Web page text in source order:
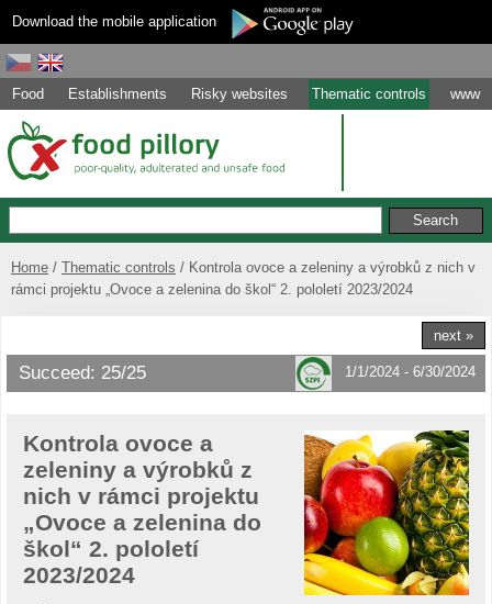
Download the mobile application
Food Establishments Risky websites Thematic controls www
Home Thematic controls
Kontrola ovoce a zeleniny a výrobků z nich v
rámci projektu „Ovoce a zelenina do škol“ 2. pololetí 2023/2024
next »
Succeed: 25/25 1/1/2024 - 6/30/2024
Kontrola ovoce a
zeleniny a výrobků z
nich v rámci projektu
„Ovoce a zelenina do
škol“ 2. pololetí
2023/2024